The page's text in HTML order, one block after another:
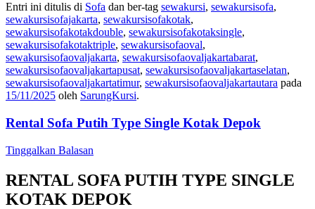
Entri ini ditulis di Sofa dan ber-tag sewakursi, sewakursisofa,
sewakursisofajakarta, sewakursisofakotak,
sewakursisofakotakdouble, sewakursisofakotaksingle,
sewakursisofakotaktriple, sewakursisofaoval,
sewakursisofaovaljakarta, sewakursisofaovaljakartabarat,
sewakursisofaovaljakartapusat, sewakursisofaovaljakartaselatan,
sewakursisofaovaljakartatimur, sewakursisofaovaljakartautara pada
15/11/2025 oleh SarungKursi.
Rental Sofa Putih Type Single Kotak Depok
Tinggalkan Balasan
RENTAL SOFA PUTIH TYPE SINGLE
KOTAK DEPOK